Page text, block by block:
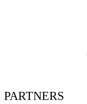
PARTNERS